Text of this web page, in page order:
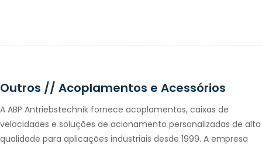
Outros // Acoplamentos e Acessórios
A ABP Antriebstechnik fornece acoplamentos, caixas de
velocidades e soluções de acionamento personalizadas de alta
qualidade para aplicações industriais desde 1999. A empresa